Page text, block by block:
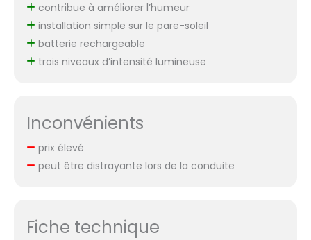
contribue à améliorer l’humeur
installation simple sur le pare-soleil
batterie rechargeable
trois niveaux d’intensité lumineuse
Inconvénients
prix élevé
peut être distrayante lors de la conduite
Fiche technique